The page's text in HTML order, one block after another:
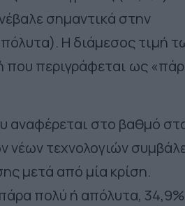
σημαντικά στην
Η διάμεσος τιμή
που περιγράφεται ως
αναφέρεται στο βαθμό
νέων τεχνολογιών
μετά από μία κρίση.
πολύ ή απόλυτα, 34,9%